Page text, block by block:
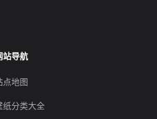
站导航
点地图
纸分类大全